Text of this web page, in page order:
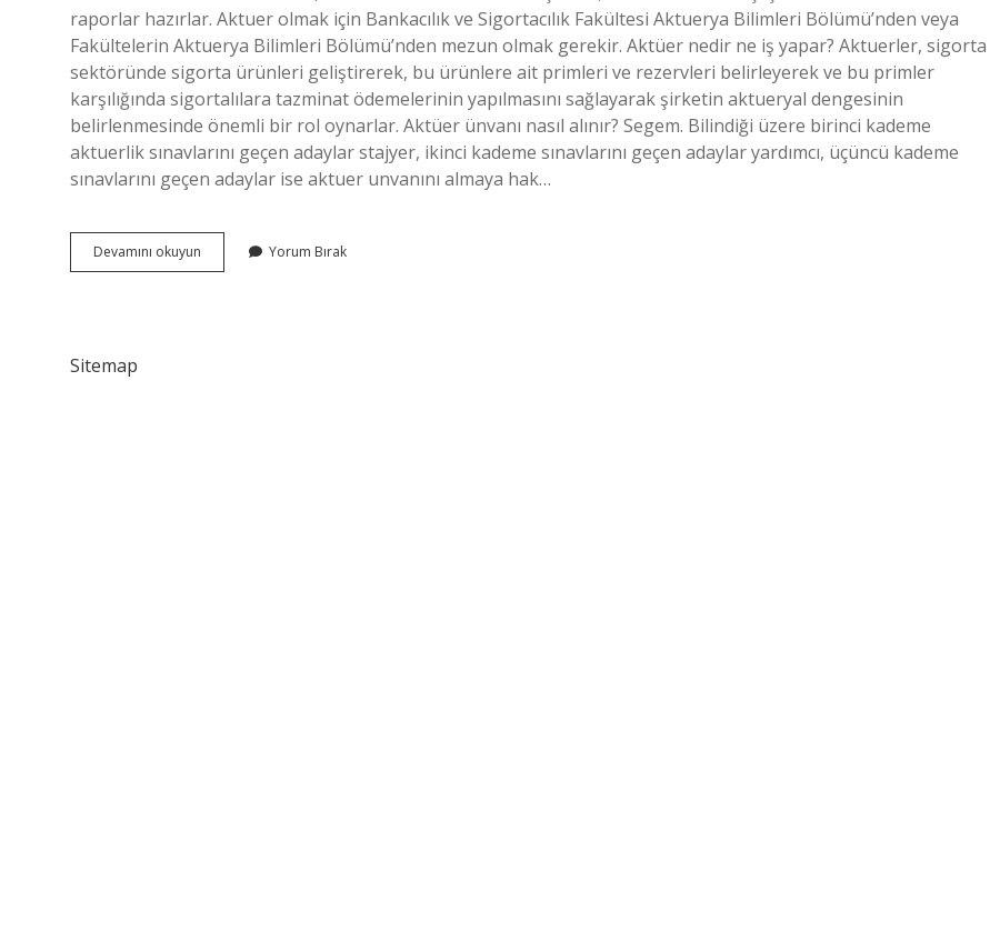
raporlar hazırlar. Aktuer olmak için Bankacılık ve Sigortacılık Fakültesi Aktuerya Bilimleri Bölümü’nden veya
Fakültelerin Aktuerya Bilimleri Bölümü’nden mezun olmak gerekir. Aktüer nedir ne iş yapar? Aktuerler, sigorta
sektöründe sigorta ürünleri geliştirerek, bu ürünlere ait primleri ve rezervleri belirleyerek ve bu primler
karşılığında sigortalılara tazminat ödemelerinin yapılmasını sağlayarak şirketin aktueryal dengesinin
belirlenmesinde önemli bir rol oynarlar. Aktüer ünvanı nasıl alınır? Segem. Bilindiği üzere birinci kademe
aktuerlik sınavlarını geçen adaylar stajyer, ikinci kademe sınavlarını geçen adaylar yardımcı, üçüncü kademe
sınavlarını geçen adaylar ise aktuer unvanını almaya hak…
Devamını okuyun
Kime
Yorum Bırak
Sitemap